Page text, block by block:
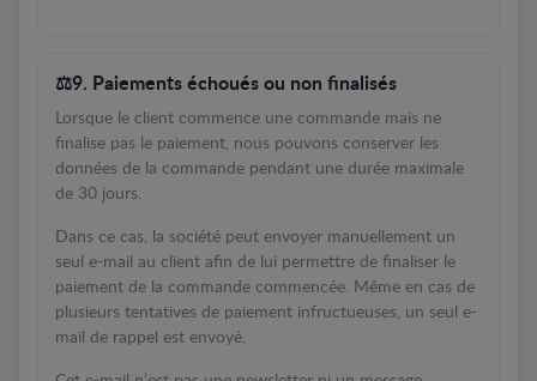
9. Paiements échoués ou non finalisés
Lorsque le client commence une commande mais ne
finalise pas le paiement, nous pouvons conserver les
données de la commande pendant une durée maximale
de 30 jours.
Dans ce cas, la société peut envoyer manuellement un
seul e-mail au client afin de lui permettre de finaliser le
paiement de la commande commencée. Même en cas de
plusieurs tentatives de paiement infructueuses, un seul e-
mail de rappel est envoyé.